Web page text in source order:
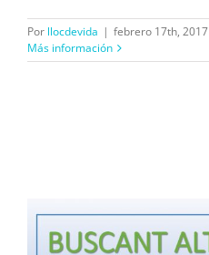
Por llocdevida | febrero 17th, 2017
Más información